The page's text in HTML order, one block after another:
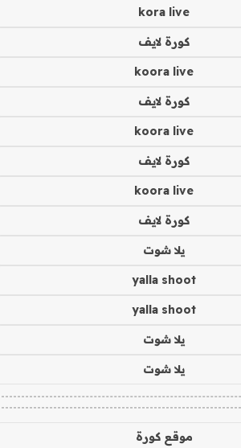
kora live
كورة لايف
koora live
كورة لايف
koora live
كورة لايف
koora live
كورة لايف
يلا شوت
yalla shoot
yalla shoot
يلا شوت
يلا شوت
موقع كورة